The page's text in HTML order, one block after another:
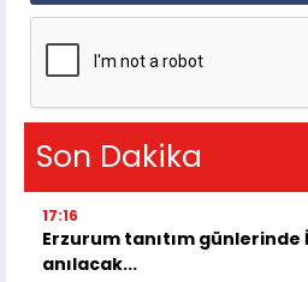
Son Dakika
17:16
Erzurum tanıtım günlerinde
anılacak...